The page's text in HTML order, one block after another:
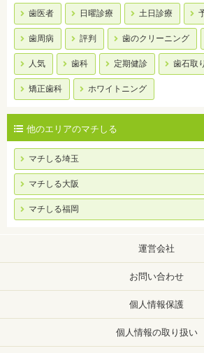
歯医者 日曜診療 土日診療
歯周病 評判 歯のクリーニング
人気 歯科 定期健診 歯石取り
矯正歯科 ホワイトニング
他のエリアのマチしる
マチしる埼玉
マチしる大阪
マチしる福岡
運営会社
お問い合わせ
個人情報保護
個人情報の取り扱い